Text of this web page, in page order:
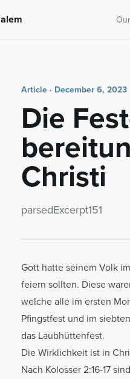
Article · December 6, 2023
Die
Christi
parsedEx­cerpt151
Gott hatte seinem Volk
feiern sollten. Diese
welche alle im ersten
Pfingstfest und im
das Laubhüttenfest.
Die Wirklichkeit ist in
Nach Kolosser 2:16-17